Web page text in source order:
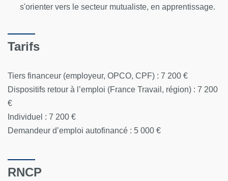
s'orienter vers le secteur mutualiste, en apprentissage.
Tarifs
Tiers financeur (employeur, OPCO, CPF) : 7 200 €
Dispositifs retour à l’emploi (France Travail, région) : 7 200
€
Individuel : 7 200 €
Demandeur d’emploi autofinancé : 5 000 €
RNCP